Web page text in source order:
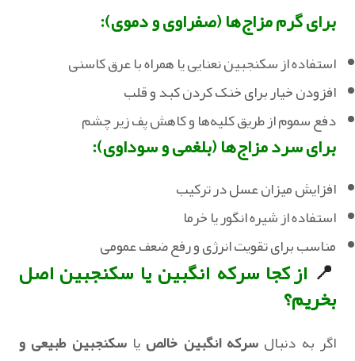
برای گرم‌ مزاج‌ها (صفراوی و دموی):
استفاده از سکنجبین نعنایی یا همراه با عرق کاسنی‏
‏افزودن خیار برای خنک‌ کردن کبد و قلب
‏دفع سموم از طریق کلیه‌ها و کاهش پف زیر چشم
برای سرد مزاج‌ها (بلغمی و سوداوی):
‏افزایش میزان عسل در ترکیب‏
‏استفاده از شیره انگور یا خرما
‏مناسب برای تقویت انرژی و رفع ضعف عمومی
📍 از کجا سرکه انگبین یا سکنجبین اصل
بخریم؟
اگر به دنبال سرکه انگبین خالص یاسکنجبین طبیعی و